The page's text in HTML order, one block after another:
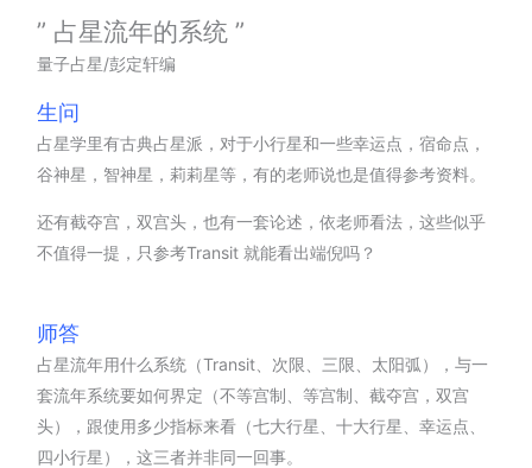
” 占星流年的系统 ”
量子占星/彭定轩编
生问
占星学里有古典占星派，对于小行星和一些幸运点，宿命点，
谷神星，智神星，莉莉星等，有的老师说也是值得参考资料。
还有截夺宫，双宫头，也有一套论述，依老师看法，这些似乎
不值得一提，只参考Transit 就能看出端倪吗？
师答
占星流年用什么系统（Transit、次限、三限、太阳弧），与一
套流年系统要如何界定（不等宫制、等宫制、截夺宫，双宫
头），跟使用多少指标来看（七大行星、十大行星、幸运点、
四小行星），这三者并非同一回事。